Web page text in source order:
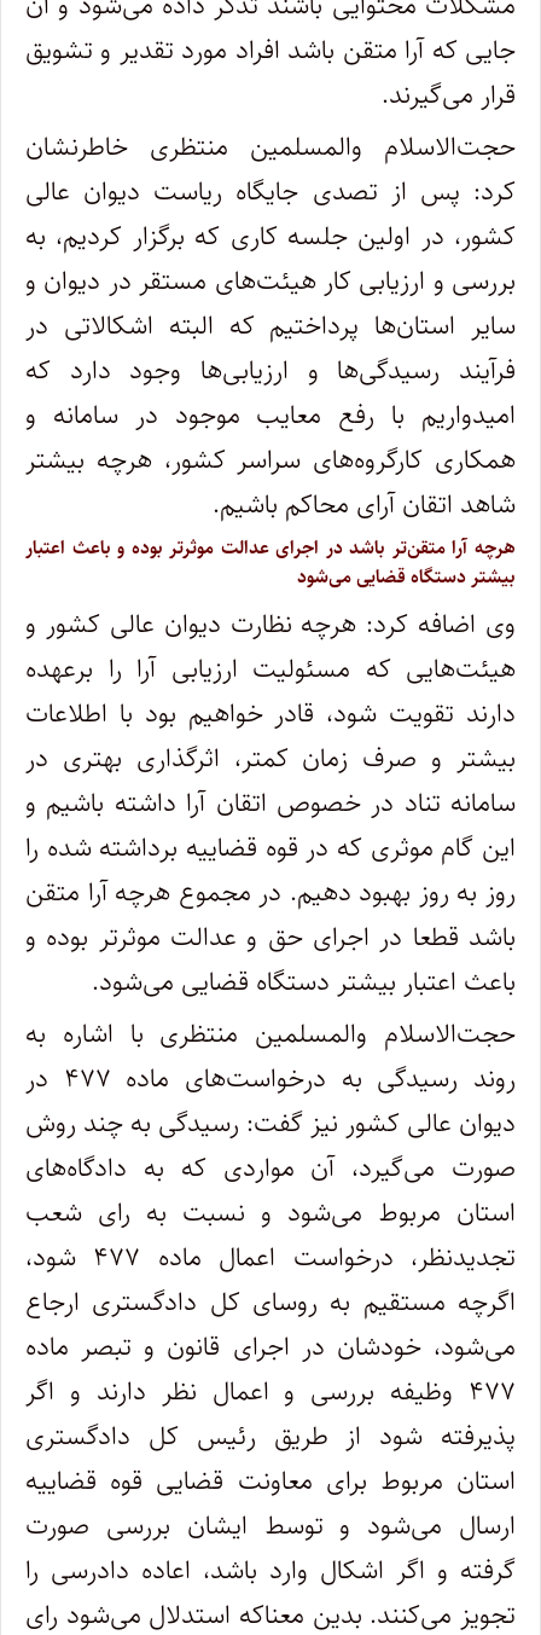
جایی که آرا متقن باشد افراد مورد تقدیر و تشویق
قرار می‌گیرند.
حجت‌الاسلام والمسلمین منتظری خاطرنشان
کرد: پس از تصدی جایگاه ریاست دیوان عالی
کشور، در اولین جلسه کاری که برگزار کردیم، به
بررسی و ارزیابی کار هیئت‌های مستقر در دیوان و
سایر استان‌‎ها پرداختیم که البته اشکالاتی در
فرآیند رسیدگی‌ها و ارزیابی‌ها وجود دارد که
امیدواریم با رفع معایب موجود در سامانه و
همکاری کارگروه‌های سراسر کشور، هرچه بیشتر
شاهد اتقان آرای محاکم باشیم.
هرچه آرا متقن‌تر باشد در اجرای عدالت موثرتر بوده و باعث اعتبار
بیشتر دستگاه قضایی می‌شود
وی اضافه کرد: هرچه نظارت دیوان عالی کشور و
هیئت‌هایی که مسئولیت ارزیابی آرا را برعهده
دارند تقویت شود، قادر خواهیم بود با اطلاعات
بیشتر و صرف زمان کمتر، اثرگذاری بهتری در
سامانه تناد در خصوص اتقان آرا داشته باشیم و
این گام موثری که در قوه قضاییه برداشته شده را
روز به روز بهبود دهیم. در مجموع هرچه آرا متقن
باشد قطعا در اجرای حق و عدالت موثرتر بوده و
باعث اعتبار بیشتر دستگاه قضایی می‌شود.
حجت‌الاسلام والمسلمین منتظری با اشاره به
روند رسیدگی به درخواست‌های ماده ۴۷۷ در
دیوان عالی کشور نیز گفت: رسیدگی به چند روش
صورت می‌گیرد، آن مواردی که به دادگاه‌های
استان مربوط می‌شود و نسبت به رای شعب
تجدیدنظر، درخواست اعمال ماده ۴۷۷ شود،
اگرچه مستقیم به روسای کل دادگستری ارجاع
می‌شود، خودشان در اجرای قانون و تبصر ماده
۴۷۷ وظیفه بررسی و اعمال نظر دارند و اگر
پذیرفته شود از طریق رئیس کل دادگستری
استان مربوط برای معاونت قضایی قوه قضاییه
ارسال می‌شود و توسط ایشان بررسی صورت
گرفته و اگر اشکال وارد باشد، اعاده دادرسی را
تجویز می‌کنند. بدین معناکه استدلال می‌شود رای